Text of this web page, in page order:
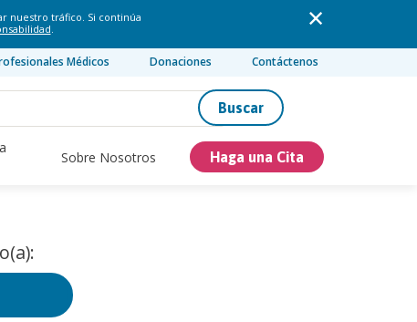
nuestro tráfico. Si continúa
.
Médicos Donaciones Contáctenos
Buscar
Sobre Nosotros Haga una Cita